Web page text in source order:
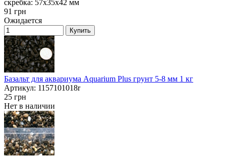
скребка: 57х35х42 мм
91 грн
Ожидается
Купить
Базальт для аквариума Aquarium Plus грунт 5-8 мм 1 кг
Артикул: 1157101018r
25 грн
Нет в наличии